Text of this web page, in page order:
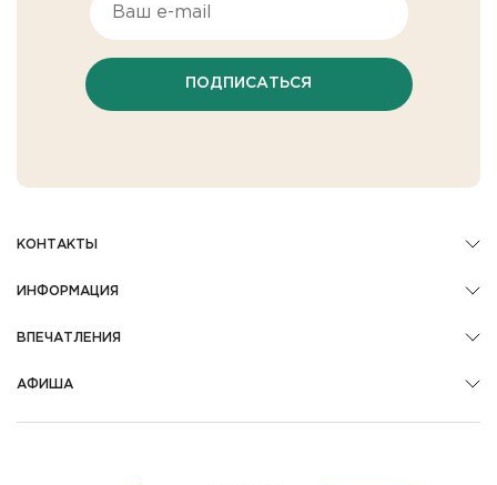
ПОДПИСАТЬСЯ
КОНТАКТЫ
ИНФОРМАЦИЯ
ВПЕЧАТЛЕНИЯ
АФИША